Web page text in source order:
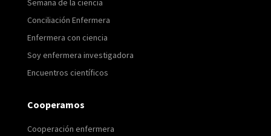
Semana de la ciencia
Conciliación Enfermera
Enfermera con ciencia
Soy enfermera investigadora
Encuentros científicos
Cooperamos
Cooperación enfermera